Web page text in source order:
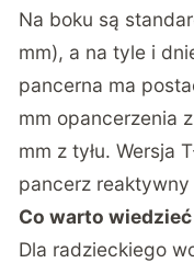
Na boku są
mm), a na tyle i
pancerna ma
mm opancerzenia
mm z tyłu. Wersja
pancerz reaktywny
Co warto
Dla radzieckiego